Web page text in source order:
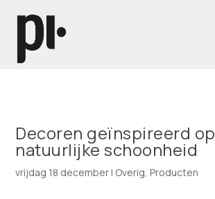
Decoren geïnspireerd op
natuurlijke schoonheid
vrijdag 18 december | Overig, Producten